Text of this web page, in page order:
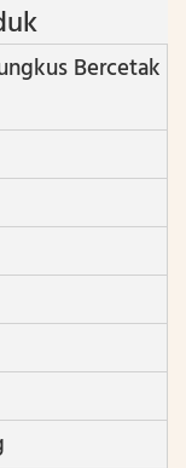
Bercetak